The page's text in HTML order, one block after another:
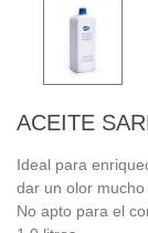
ACEITE
Ideal para
dar un olor
No apto para el